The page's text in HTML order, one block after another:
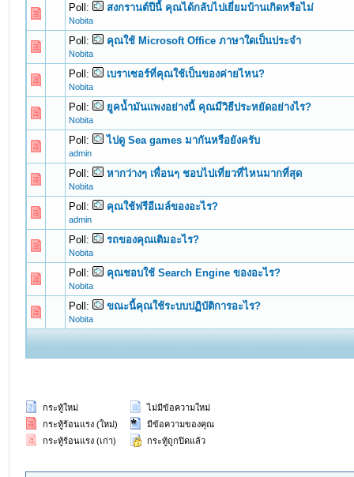
Poll: สงกรานต์ปีนี้ คุณได้กลับไปเยี่ยมบ้านเกิดหรือไม่
Nobita
0 Vote(s) - 0 out of 5 in Average
12345
Poll: คุณใช้ Microsoft Office ภาษาใดเป็นประจำ
Nobita
0 Vote(s) - 0 out of 5 in Average
12345
Poll: เบราเซอร์ที่คุณใช้เป็นของค่ายไหน?
Nobita
0 Vote(s) - 0 out of 5 in Average
1234 5
Poll: ยูคน้ำมันแพงอย่างนี้ คุณมีวิธีประหยัดอย่างไร?
Nobita
0 Vote(s) - 0 out of 5 in Average
12345
Poll: ไปดู Sea games มากันหรือยังครับ
admin
0 Vote(s) - 0 out of 5 in Average
12345
Poll: หากว่างๆ เพื่อนๆ ชอบไปเที่ยวที่ไหนมากที่สุด
Nobita
0 Vote(s) - 0 out of 5 in Average
12345
Poll: คุณใช้ฟรีอีเมล์ของอะไร?
admin
0 Vote(s) - 0 out of 5 in Average
1234 5
Poll: รถของคุณเติมอะไร?
Nobita
0 Vote(s) - 0 out of 5 in Average
12345
Poll: คุณชอบใช้ Search Engine ของอะไร?
Nobita
0 Vote(s) - 0 out of 5 in Average
12345
Poll: ขณะนี้คุณใช้ระบบปฏิบัติการอะไร?
Nobita
0 Vote(s) - 0 out of 5 in Average
1 23 45
กระทู้ใหม่
กระทู้ร้อนแรง (ใหม่)
กระทู้ร้อนแรง (เก่า)
ไม่มีข้อความใหม่
มีข้อความของคุณ
กระทู้ถูกปิดแล้ว